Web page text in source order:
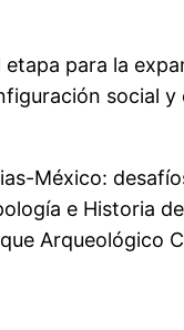
para la
social y
México:
e Historia
Arqueológico